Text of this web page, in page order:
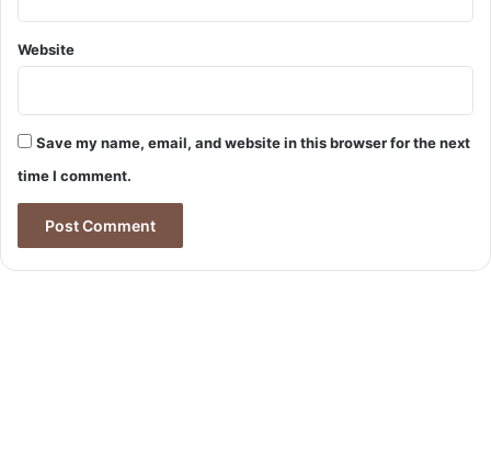
Website
Save my name, email, and website in this browser for the next
time I comment.